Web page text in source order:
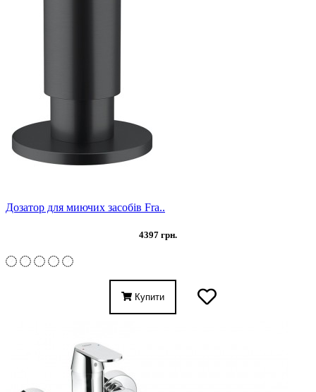
Дозатор для миючих засобів Fra..
4397 грн.
Купити